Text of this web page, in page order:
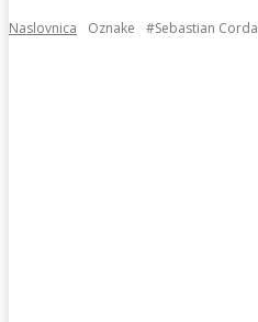
Naslovnica Oznake #Sebastian Corda